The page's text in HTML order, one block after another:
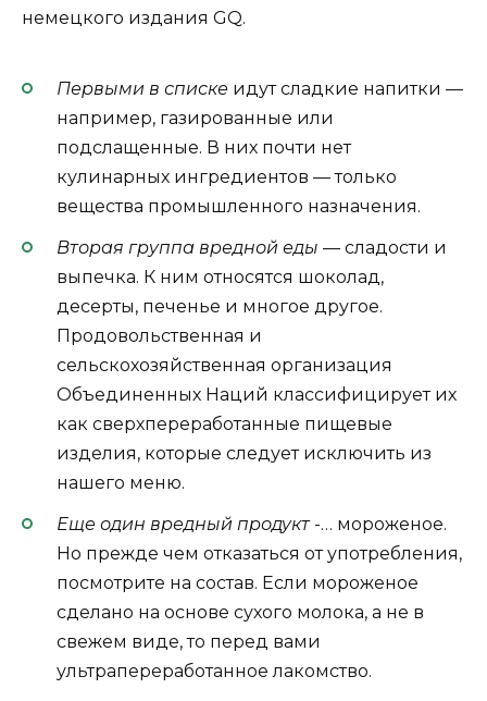
немецкого издания GQ.
Первыми в списке идут сладкие напитки —
например, газированные или
подслащенные. В них почти нет
кулинарных ингредиентов — только
вещества промышленного назначения.
Вторая группа вредной еды — сладости и
выпечка. К ним относятся шоколад,
десерты, печенье и многое другое.
Продовольственная и
сельскохозяйственная организация
Объединенных Наций классифицирует их
как сверхпереработанные пищевые
изделия, которые следует исключить из
нашего меню.
Еще один вредный продукт-… мороженое.
Но прежде чем отказаться от употребления,
посмотрите на состав. Если мороженое
сделано на основе сухого молока, а не в
свежем виде, то перед вами
ультрапереработанное лакомство.